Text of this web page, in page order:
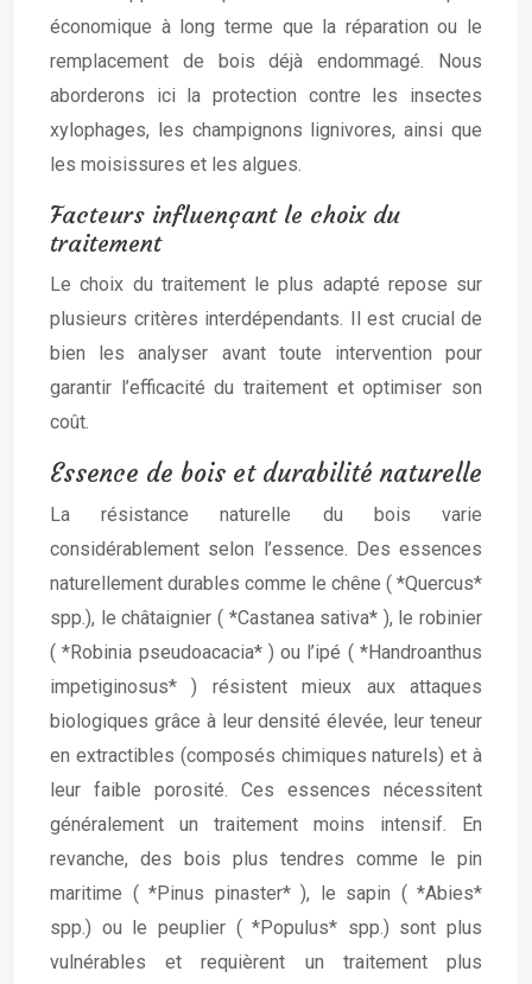
économique à long terme que la réparation ou le
remplacement de bois déjà endommagé. Nous
aborderons ici la protection contre les insectes
xylophages, les champignons lignivores, ainsi que
les moisissures et les algues.
Facteurs influençant le choix du
traitement
Le choix du traitement le plus adapté repose sur
plusieurs critères interdépendants. Il est crucial de
bien les analyser avant toute intervention pour
garantir l’efficacité du traitement et optimiser son
coût.
Essence de bois et durabilité naturelle
La résistance naturelle du bois varie
considérablement selon l’essence. Des essences
naturellement durables comme le chêne ( *Quercus*
spp.), le châtaignier ( *Castanea sativa* ), le robinier
( *Robinia pseudoacacia* ) ou l’ipé ( *Handroanthus
impetiginosus* ) résistent mieux aux attaques
biologiques grâce à leur densité élevée, leur teneur
en extractibles (composés chimiques naturels) et à
leur faible porosité. Ces essences nécessitent
généralement un traitement moins intensif. En
revanche, des bois plus tendres comme le pin
maritime ( *Pinus pinaster* ), le sapin ( *Abies*
spp.) ou le peuplier ( *Populus* spp.) sont plus
vulnérables et requièrent un traitement plus